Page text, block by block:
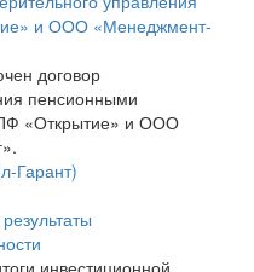
и ООО «Менеджмент-
договор
пенсионными
«Открытие» и ООО
Гарант)
инвестиционной